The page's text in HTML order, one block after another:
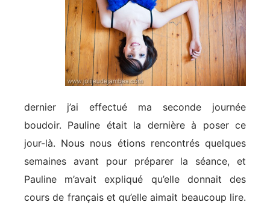
dernier j’ai effectué ma seconde journée
boudoir. Pauline était la dernière à poser ce
jour-là. Nous nous étions rencontrés quelques
semaines avant pour préparer la séance, et
Pauline m’avait expliqué qu’elle donnait des
cours de français et qu’elle aimait beaucoup lire.